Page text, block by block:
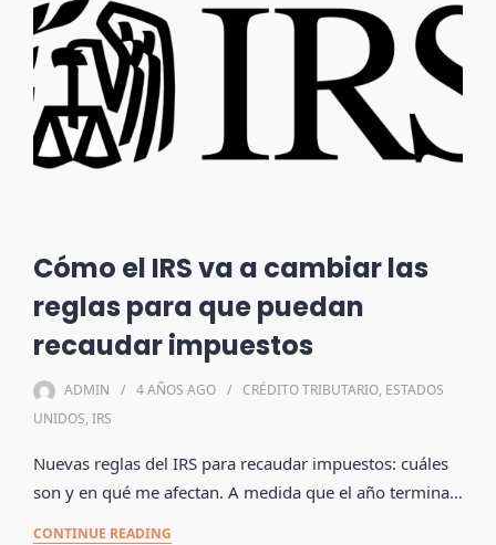
Cómo el IRS va a cambiar las
reglas para que puedan
recaudar impuestos
ADMIN 4 AÑOS AGO CRÉDITO TRIBUTARIO, ESTADOS
UNIDOS, IRS
Nuevas reglas del IRS para recaudar impuestos: cuáles
son y en qué me afectan. A medida que el año termina…
CONTINUE READING